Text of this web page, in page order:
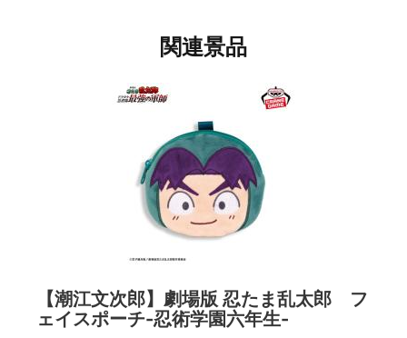
関連景品
【潮江文次郎】劇場版 忍たま乱太郎 フ
ェイスポーチ-忍術学園六年生-